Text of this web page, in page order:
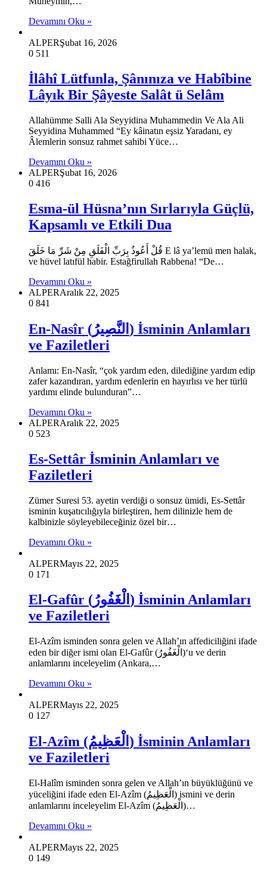
Devamını Oku »
ALPERŞubat 16, 2026
0 511
İlâhî Lütfunla, Şânınıza ve Habîbine
Lâyık Bir Şâyeste Salât ü Selâm
Allahümme Salli Ala Seyyidina Muhammedin Ve Ala Ali
Seyyidina Muhammed “Ey kâinatın eşsiz Yaradanı, ey
Âlemlerin sonsuz rahmet sahibi Yüce…
Devamını Oku »
ALPERŞubat 16, 2026
0 416
Esma-ül Hüsna’nın Sırlarıyla Güçlü,
Kapsamlı ve Etkili Dua
قُلْ أَعُوذُ بِرَبِّ الْفَلَقِ مِنْ شَرِّ مَا خَلَقَ E lâ ya’lemü men halak,
ve hüvel latıfül habir. Estağfirullah Rabbena! “De…
Devamını Oku »
ALPERAralık 22, 2025
0 841
En-Nasîr (النَّصِيرُ) İsminin Anlamları
ve Faziletleri
Anlamı: En-Nasîr, “çok yardım eden, dilediğine yardım edip
zafer kazandıran, yardım edenlerin en hayırlısı ve her türlü
yardımı elinde bulunduran”…
Devamını Oku »
ALPERAralık 22, 2025
0 523
Es-Settâr İsminin Anlamları ve
Faziletleri
Zümer Suresi 53. ayetin verdiği o sonsuz ümidi, Es-Settâr
isminin kuşatıcılığıyla birleştiren, hem dilinizle hem de
kalbinizle söyleyebileceğiniz özel bir…
Devamını Oku »
ALPERMayıs 22, 2025
0 171
El-Gafûr (الْغَفُورُ) İsminin Anlamları
ve Faziletleri
El-Azîm isminden sonra gelen ve Allah’ın affediciliğini ifade
eden bir diğer ismi olan El-Gafûr (الْغَفُورُ)‘u ve derin
anlamlarını inceleyelim (Ankara,…
Devamını Oku »
ALPERMayıs 22, 2025
0 127
El-Azîm (الْعَظِيمُ) İsminin Anlamları
ve Faziletleri
El-Halîm isminden sonra gelen ve Allah’ın büyüklüğünü ve
yüceliğini ifade eden El-Azîm (الْعَظِيمُ) ismini ve derin
anlamlarını inceleyelim El-Azîm (الْعَظِيمُ)…
Devamını Oku »
ALPERMayıs 22, 2025
0 149